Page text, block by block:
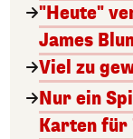
"Heute"
James
Viel zu
Nur ein
Karten für